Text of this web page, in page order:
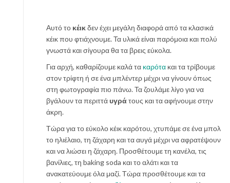
Αυτό το κέικδεν έχει μεγάλη διαφορά από τα κλασικά
κέικ που φτιάχνουμε. Τα υλικά είναι παρόμοια και πολύ
γνωστά και σίγουρα θα τα βρεις εύκολα.
Για αρχή, καθαρίζουμε καλά τα καρότα και τα τρίβουμε
στον τρίφτη ή σε ένα μπλέντερ μέχρι να γίνουν όπως
στη φωτογραφία πιο πάνω. Τα ζουλάμε λίγο για να
βγάλουν τα περιττά υγράτους και τα αφήνουμε στην
άκρη.
Τώρα για το εύκολο κέικ καρότου, χτυπάμε σε ένα μπολ
το ηλιέλαιο, τη ζάχαρη και τα αυγά μέχρι να αφρατέψουν
και να λιώσει η ζάχαρη. Προσθέτουμε τη κανέλα, τις
βανίλιες, τη baking soda και το αλάτι και τα
ανακατεύουμε όλα μαζί. Τώρα προσθέτουμε και τα